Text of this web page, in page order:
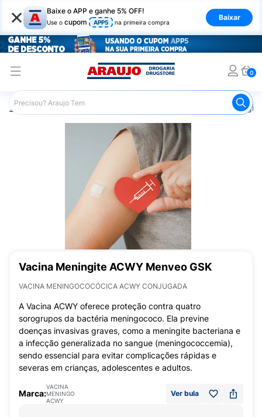
× Baixe o APP e ganhe 5% OFF!
Use o cupom APP5 na primeira compra
Baixar
0
Araujo Medicamentos Vacina para Meningite
Vacina Meningite ACWY Menveo GSK
VACINA MENINGOCOCÓCICA ACWY CONJUGADA
A Vacina ACWY oferece proteção contra quatro
sorogrupos da bactéria meningococo. Ela previne
doenças invasivas graves, como a meningite bacteriana e
a infecção generalizada no sangue (meningococcemia),
sendo essencial para evitar complicações rápidas e
severas em crianças, adolescentes e adultos.
Marca:
VACINA
MENINGO
ACWY
Ver bula